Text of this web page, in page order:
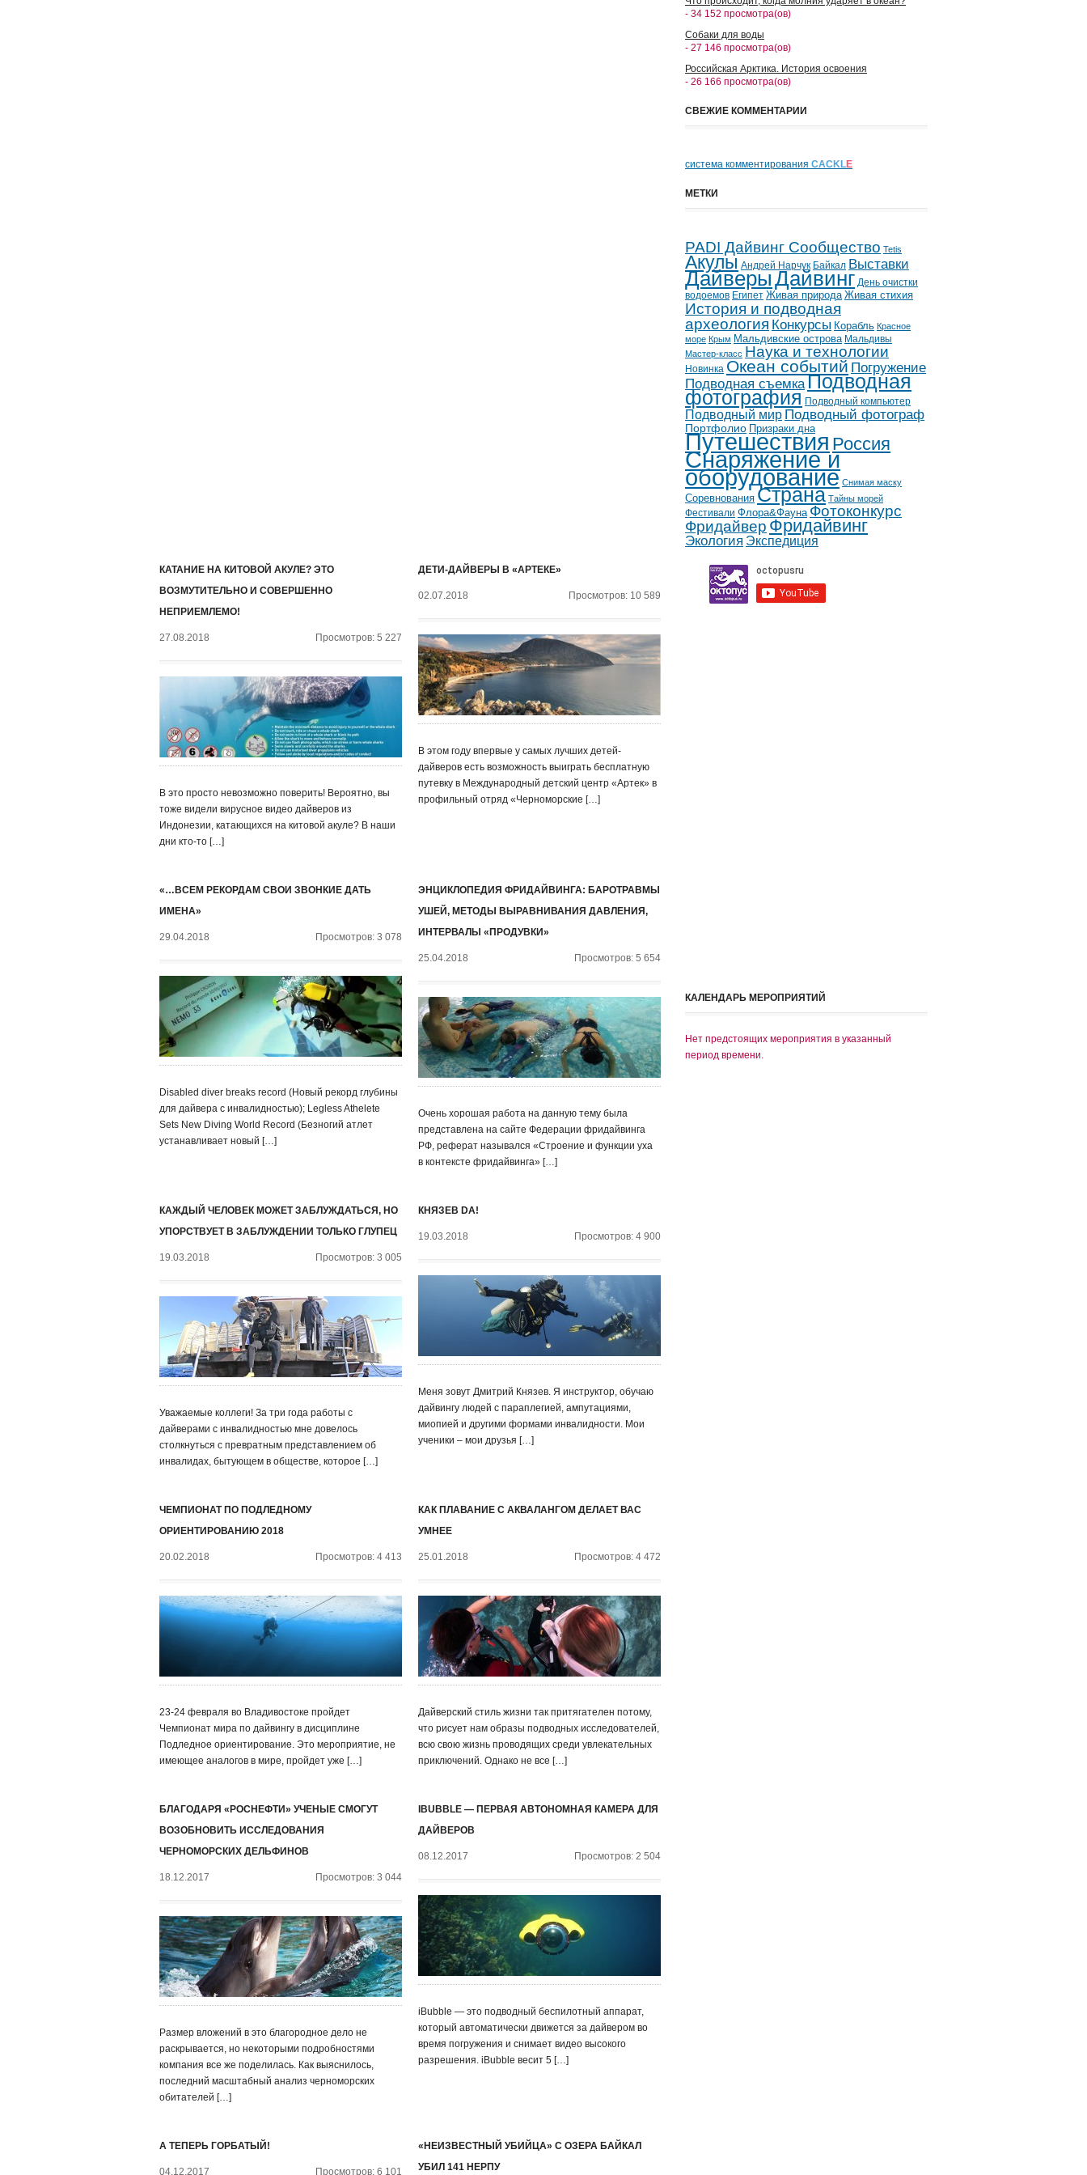
КАТАНИЕ НА КИТОВОЙ АКУЛЕ? ЭТО
ВОЗМУТИТЕЛЬНО И СОВЕРШЕННО
НЕПРИЕМЛЕМО!
27.08.2018 Просмотров: 5 227
В это просто невозможно поверить! Вероятно, вы
тоже видели вирусное видео дайверов из
Индонезии, катающихся на китовой акуле? В наши
дни кто-то […]
ДЕТИ-ДАЙВЕРЫ В «АРТЕКЕ»
02.07.2018 Просмотров: 10 589
В этом году впервые у самых лучших детей-
дайверов есть возможность выиграть бесплатную
путевку в Международный детский центр «Артек» в
профильный отряд «Черноморские […]
«…ВСЕМ РЕКОРДАМ СВОИ ЗВОНКИЕ ДАТЬ
ИМЕНА»
29.04.2018 Просмотров: 3 078
Disabled diver breaks record (Новый рекорд глубины
для дайвера с инвалидностью); Legless Athelete
Sets New Diving World Record (Безногий атлет
устанавливает новый […]
ЭНЦИКЛОПЕДИЯ ФРИДАЙВИНГА: БАРОТРАВМЫ
УШЕЙ, МЕТОДЫ ВЫРАВНИВАНИЯ ДАВЛЕНИЯ,
ИНТЕРВАЛЫ «ПРОДУВКИ»
25.04.2018 Просмотров: 5 654
Очень хорошая работа на данную тему была
представлена на сайте Федерации фридайвинга
РФ, реферат назывался «Строение и функции уха
в контексте фридайвинга» […]
КАЖДЫЙ ЧЕЛОВЕК МОЖЕТ ЗАБЛУЖДАТЬСЯ, НО
УПОРСТВУЕТ В ЗАБЛУЖДЕНИИ ТОЛЬКО ГЛУПЕЦ
19.03.2018 Просмотров: 3 005
Уважаемые коллеги! За три года работы с
дайверами с инвалидностью мне довелось
столкнуться с превратным представлением об
инвалидах, бытующем в обществе, которое […]
КНЯЗЕВ DA!
19.03.2018 Просмотров: 4 900
Меня зовут Дмитрий Князев. Я инструктор, обучаю
дайвингу людей с параплегией, ампутациями,
миопией и другими формами инвалидности. Мои
ученики – мои друзья […]
ЧЕМПИОНАТ ПО ПОДЛЕДНОМУ
ОРИЕНТИРОВАНИЮ 2018
20.02.2018 Просмотров: 4 413
23-24 февраля во Владивостоке пройдет
Чемпионат мира по дайвингу в дисциплине
Подледное ориентирование. Это мероприятие, не
имеющее аналогов в мире, пройдет уже […]
КАК ПЛАВАНИЕ С АКВАЛАНГОМ ДЕЛАЕТ ВАС
УМНЕЕ
25.01.2018 Просмотров: 4 472
Дайверский стиль жизни так притягателен потому,
что рисует нам образы подводных исследователей,
всю свою жизнь проводящих среди увлекательных
приключений. Однако не все […]
БЛАГОДАРЯ «РОСНЕФТИ» УЧЕНЫЕ СМОГУТ
ВОЗОБНОВИТЬ ИССЛЕДОВАНИЯ
ЧЕРНОМОРСКИХ ДЕЛЬФИНОВ
18.12.2017 Просмотров: 3 044
Размер вложений в это благородное дело не
раскрывается, но некоторыми подробностями
компания все же поделилась. Как выяснилось,
последний масштабный анализ черноморских
обитателей […]
IBUBBLE — ПЕРВАЯ АВТОНОМНАЯ КАМЕРА ДЛЯ
ДАЙВЕРОВ
08.12.2017 Просмотров: 2 504
iBubble — это подводный беспилотный аппарат,
который автоматически движется за дайвером во
время погружения и снимает видео высокого
разрешения. iBubble весит 5 […]
А ТЕПЕРЬ ГОРБАТЫЙ!
04.12.2017 Просмотров: 6 101
«НЕИЗВЕСТНЫЙ УБИЙЦА» С ОЗЕРА БАЙКАЛ
УБИЛ 141 НЕРПУ
- 34 152 просмотра(ов)
Собаки для воды
- 27 146 просмотра(ов)
Российская Арктика. История освоения
- 26 166 просмотра(ов)
СВЕЖИЕ КОММЕНТАРИИ
система комментирования CACKLE
МЕТКИ
PADI Дайвинг Сообщество Tetis
Акулы Андрей Нарчук Байкал Выставки
ДайверыДайвинг День очистки
водоемов Египет Живая природа Живая стихия
История и подводная
археология Конкурсы Корабль Красное
море Крым Мальдивские острова Мальдивы
Мастер-класс Наука и технологии
Новинка Океан событий Погружение
Подводная съемкаПодводная
фотография Подводный компьютер
Подводный мир Подводный фотограф
Портфолио Призраки дна
Путешествия Россия
Снаряжение и
оборудование Снимая маску
Соревнования Страна Тайны морей
Фестивали Флора&Фауна Фотоконкурс
Фридайвер Фридайвинг
Экология Экспедиция
КАЛЕНДАРЬ МЕРОПРИЯТИЙ
Нет предстоящих мероприятия в указанный
период времени.